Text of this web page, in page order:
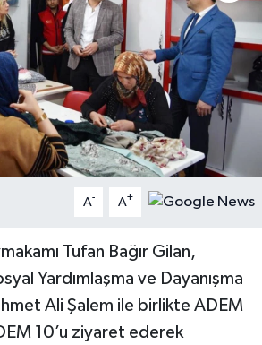
A- A+
Tufan Bağır Gilan,
Yardımlaşma ve Dayanışma
Ali Şalem ile birlikte ADEM
10’u ziyaret ederek